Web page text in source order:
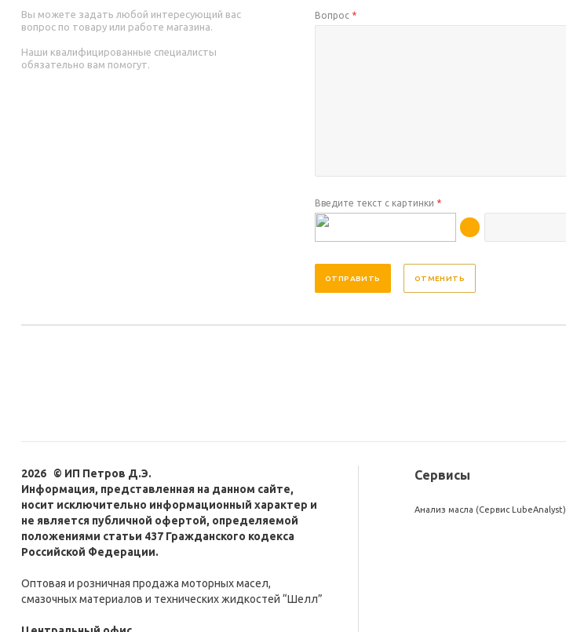
Вы можете задать любой интересующий вас
вопрос по товару или работе магазина.
Наши квалифицированные специалисты
обязательно вам помогут.
Вопрос *
Введите текст с картинки *
ОТМЕНИТЬ
2026 © ИП Петров Д.Э.
Информация, представленная на данном сайте,
носит исключительно информационный характер и
не является публичной офертой, определяемой
положениями статьи 437 Гражданского кодекса
Российской Федерации.
Оптовая и розничная продажа моторных масел,
смазочных материалов и технических жидкостей “Шелл”
Сервисы
Анализ масла (Сервис LubeAnalyst)